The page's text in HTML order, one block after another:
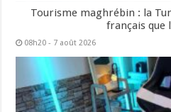
Tourisme maghrébin : la
français que
08h20 - 7 août 2026